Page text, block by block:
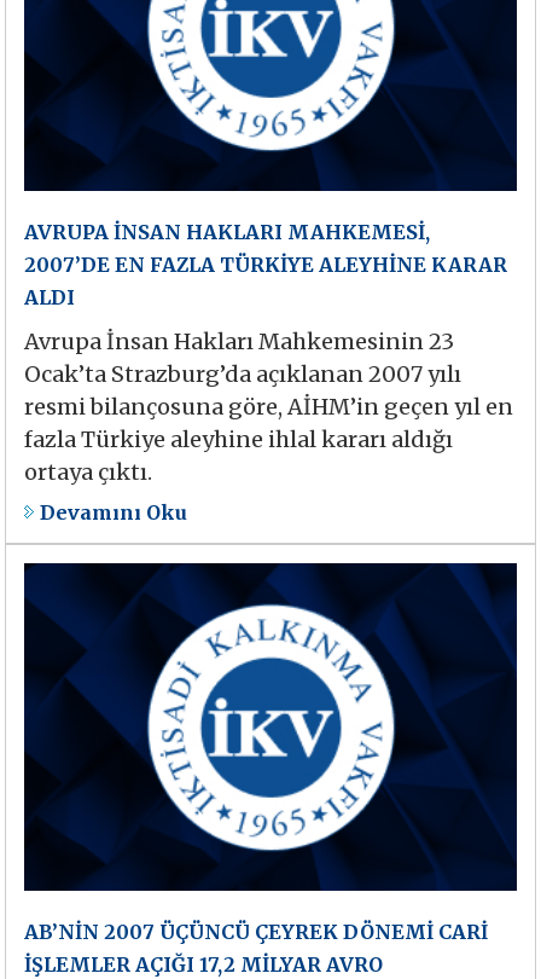
AVRUPA İNSAN HAKLARI MAHKEMESİ,
2007’DE EN FAZLA TÜRKİYE ALEYHİNE KARAR
ALDI
Avrupa İnsan Hakları Mahkemesinin 23
Ocak’ta Strazburg’da açıklanan 2007 yılı
resmi bilançosuna göre, AİHM’in geçen yıl en
fazla Türkiye aleyhine ihlal kararı aldığı
ortaya çıktı.
Devamını Oku
AB’NİN 2007 ÜÇÜNCÜ ÇEYREK DÖNEMİ CARİ
İŞLEMLER AÇIĞI 17,2 MİLYAR AVRO